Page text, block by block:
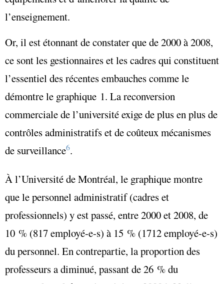
l’enseignement.
Or, il est étonnant de constater que de 2000 à 2008,
ce sont les gestionnaires et les cadres qui constituent
l’essentiel des récentes embauches comme le
démontre le graphique 1. La reconversion
commerciale de l’université exige de plus en plus de
contrôles administratifs et de coûteux mécanismes
de surveillance6.
À l’Université de Montréal, le graphique montre
que le personnel administratif (cadres et
professionnels) y est passé, entre 2000 et 2008, de
10 % (817 employé-e-s) à 15 % (1712 employé-e-s)
du personnel. En contrepartie, la proportion des
professeurs a diminué, passant de 26 % du